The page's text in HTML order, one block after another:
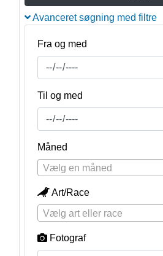
Avanceret søgning med filtre
Fra og med
Til og med
Måned
Vælg en måned
Art/Race
Vælg art eller race
Fotograf